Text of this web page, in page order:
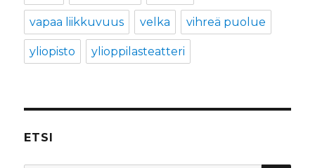
vapaa liikkuvuus velka vihreä puolue
yliopisto ylioppilasteatteri
ETSI